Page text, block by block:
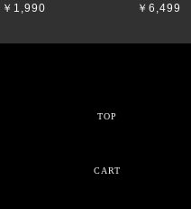
￥1,990 ￥6,499
TOP
CART